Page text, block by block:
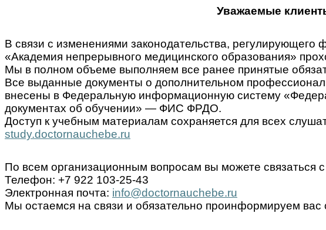
Уважаемые
В связи с изменениями законодательства,
«Академия непрерывного медицинского образования»
Мы в полном объеме выполняем все ранее принятые
Все выданные документы о дополнительном
внесены в Федеральную информационную систему
документах об обучении» — ФИС ФРДО.
Доступ к учебным материалам сохраняется для всех
study.doctornauchebe.ru
По всем организационным вопросам вы можете связаться
Телефон: +7 922 103-25-43
Электронная почта: info@doctornauchebe.ru
Мы остаемся на связи и обязательно проинформируем